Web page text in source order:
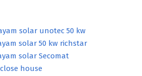
solar unotec 50 kw
solar 50 kw richstar
solar Secomat
house